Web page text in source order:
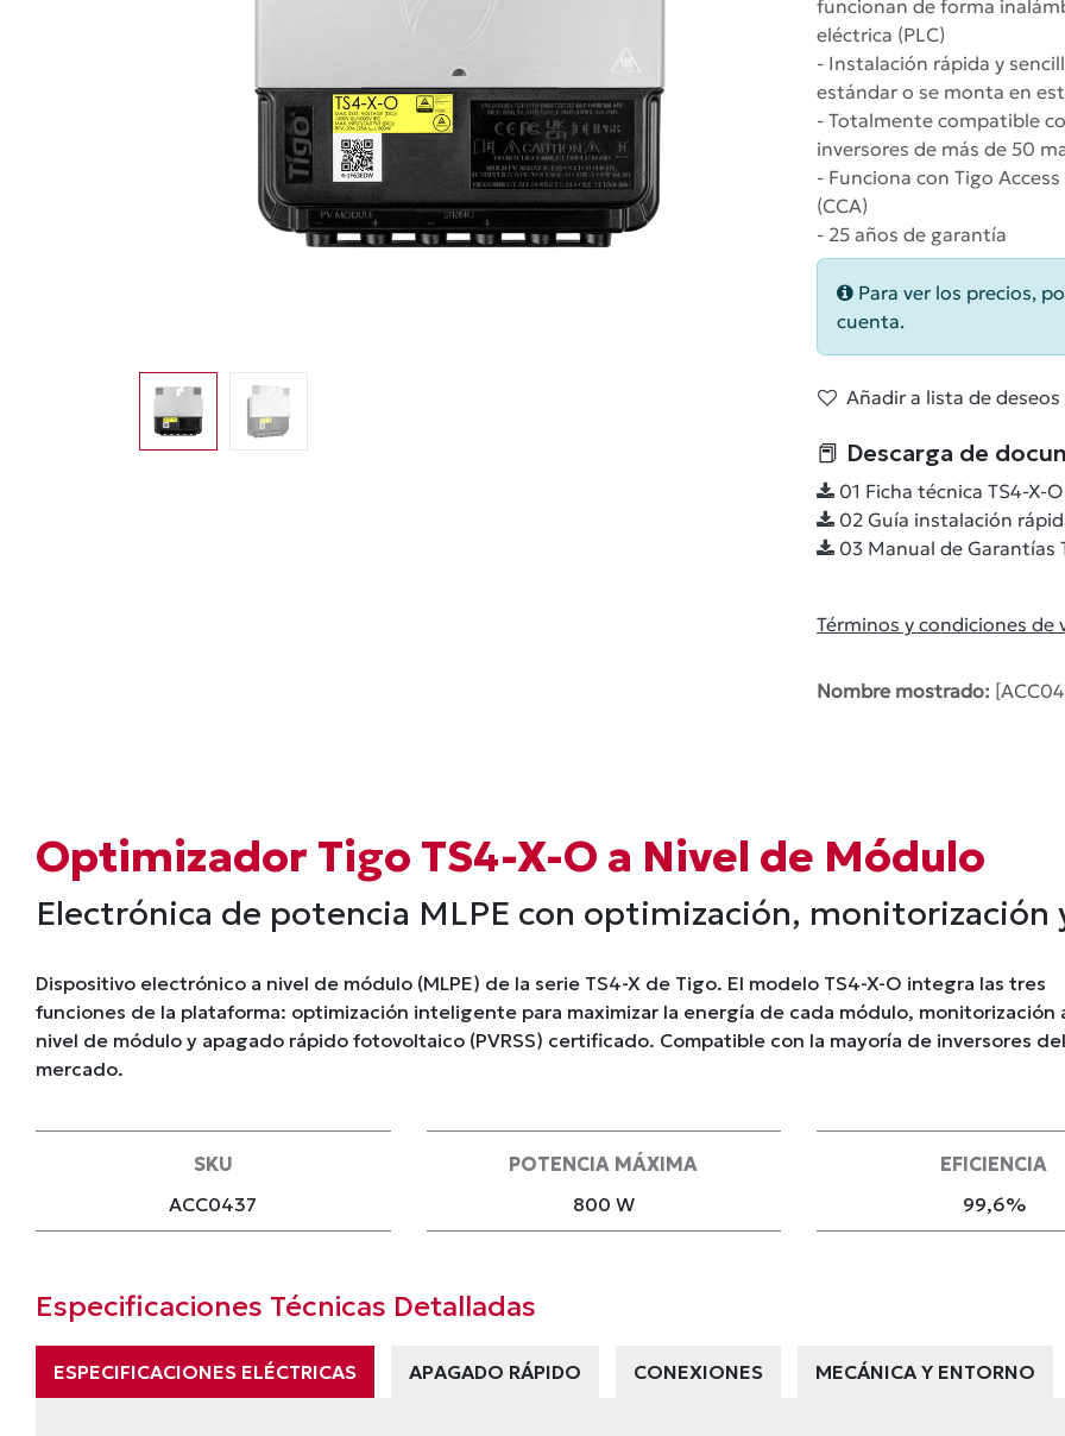
funcionan de forma
eléctrica (PLC)
- Instalación rápida y
estándar o se monta en
- Totalmente compatible
inversores de más de 50
- Funciona con Tigo
(CCA)
- 25 años de garantía
Para ver los precios,
cuenta.
Añadir a lista de deseos
📕 Descarga de
01 Ficha técnica TS4-X-
02 Guía instalación
03 Manual de Garantías
Términos y condiciones de
Nombre mostrado:
Optimizador Tigo TS4-X-O a Nivel de Módulo
Electrónica de potencia MLPE con optimización, monitorización
Dispositivo electrónico a nivel de módulo (MLPE) de la serie TS4-X de Tigo. El modelo TS4-X-O integra las tres
funciones de la plataforma: optimización inteligente para maximizar la energía de cada módulo, monitorización
nivel de módulo y apagado rápido fotovoltaico (PVRSS) certificado. Compatible con la mayoría de inversores del
mercado.
SKU
ACC0437
POTENCIA MÁXIMA
800 W
EFICIENCIA
99,6%
Especificaciones Técnicas Detalladas
ESPECIFICACIONES ELÉCTRICAS APAGADO RÁPIDO CONEXIONES MECÁNICA Y ENTORNO